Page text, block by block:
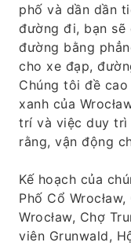
phố và dần dần
đường đi, bạn sẽ
đường bằng
cho xe đạp,
Chúng tôi đề
xanh của
trí và việc duy trì
rằng, vận động
Kế hoạch của
Phố Cổ
Wrocław, Chợ
viên Grunwald,